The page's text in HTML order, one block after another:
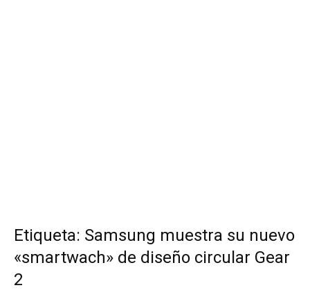
Etiqueta: Samsung muestra su nuevo
«smartwach» de diseño circular Gear
2